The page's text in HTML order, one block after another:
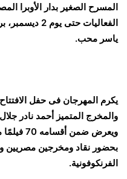
المسرح الصغير بدار الأوبرا
الفعاليات حتى
ياسر محب.
يكرم المهرجان فى حفل
والمخرج المتميز أحمد نادر
بحضور نقاد ومخرجين مصريين
الفرنكوفونية.